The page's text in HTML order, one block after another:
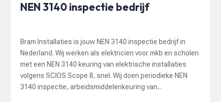
NEN 3140 inspectie bedrijf
Bram Installaties is jouw NEN 3140 inspectie bedrijf in
Nederland. Wij werken als elektricien voor mkb en scholen
met een NEN 3140 keuring van elektrische installaties
volgens SCIOS Scope 8, snel. Wij doen periodieke NEN
3140 inspectie, arbeidsmiddelenkeuring van...